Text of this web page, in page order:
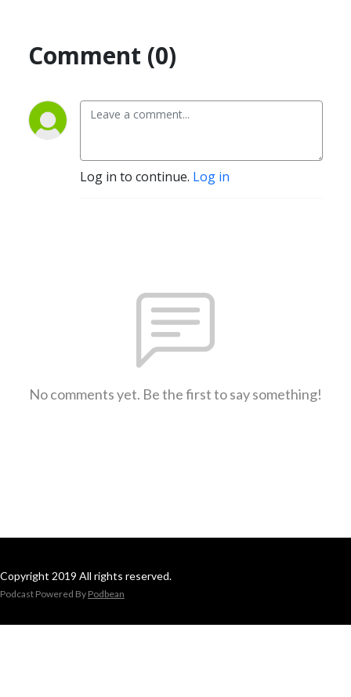
Comment (0)
Log in to continue. Log in
No comments yet. Be the first to say something!
Copyright 2019 All rights reserved.
Podcast Powered By Podbean